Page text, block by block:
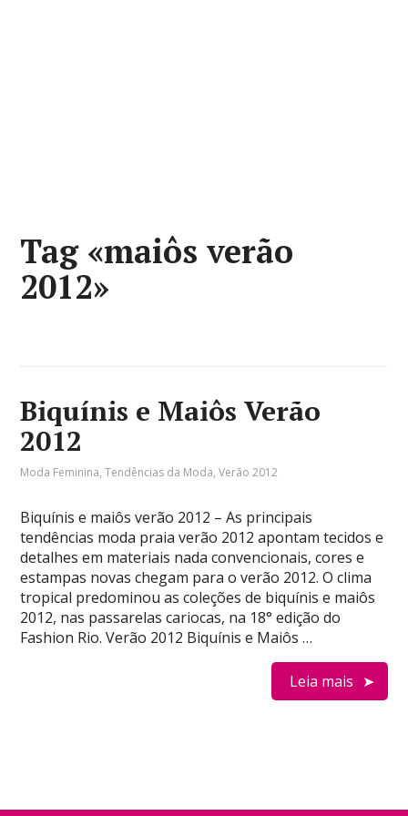
Tag «maiôs verão
2012»
Biquínis e Maiôs Verão
2012
Moda Feminina,Tendências da Moda,Verão 2012
Biquínis e maiôs verão 2012 – As principais
tendências moda praia verão 2012 apontam tecidos e
detalhes em materiais nada convencionais, cores e
estampas novas chegam para o verão 2012. O clima
tropical predominou as coleções de biquínis e maiôs
2012, nas passarelas cariocas, na 18° edição do
Fashion Rio. Verão 2012 Biquínis e Maiôs …
Leia mais